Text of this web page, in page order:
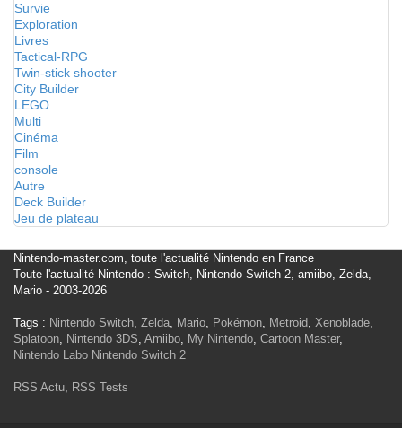
Survie
Exploration
Livres
Tactical-RPG
Twin-stick shooter
City Builder
LEGO
Multi
Cinéma
Film
console
Autre
Deck Builder
Jeu de plateau
Nintendo-master.com, toute l'actualité Nintendo en France
Toute l'actualité Nintendo : Switch, Nintendo Switch 2, amiibo, Zelda,
Mario - 2003-2026
Tags : Nintendo Switch, Zelda, Mario, Pokémon, Metroid, Xenoblade,
Splatoon, Nintendo 3DS, Amiibo, My Nintendo, Cartoon Master,
Nintendo Labo Nintendo Switch 2
RSS Actu, RSS Tests